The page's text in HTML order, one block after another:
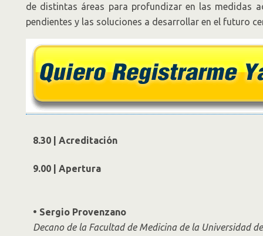
de distintas áreas para profundizar en las medidas
pendientes y las soluciones a desarrollar en el futuro
8.30 | Acreditación
9.00 | Apertura
• Sergio Provenzano
Decano de la Facultad de Medicina de la Universidad